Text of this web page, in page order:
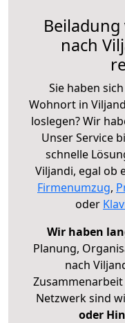
nach
Sie haben
Wohnort in
loslegen? Wir
Unser Service
schnelle
Viljandi, egal ob
Firmenumzug,
oder
Wir haben
Planung,
nach
Netzwerk sind
oder